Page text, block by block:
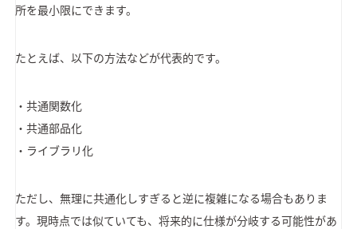
所を最小限にできます。
たとえば、以下の方法などが代表的です。
・共通関数化
・共通部品化
・ライブラリ化
ただし、無理に共通化しすぎると逆に複雑になる場合もありま
す。現時点では似ていても、将来的に仕様が分岐する可能性があ